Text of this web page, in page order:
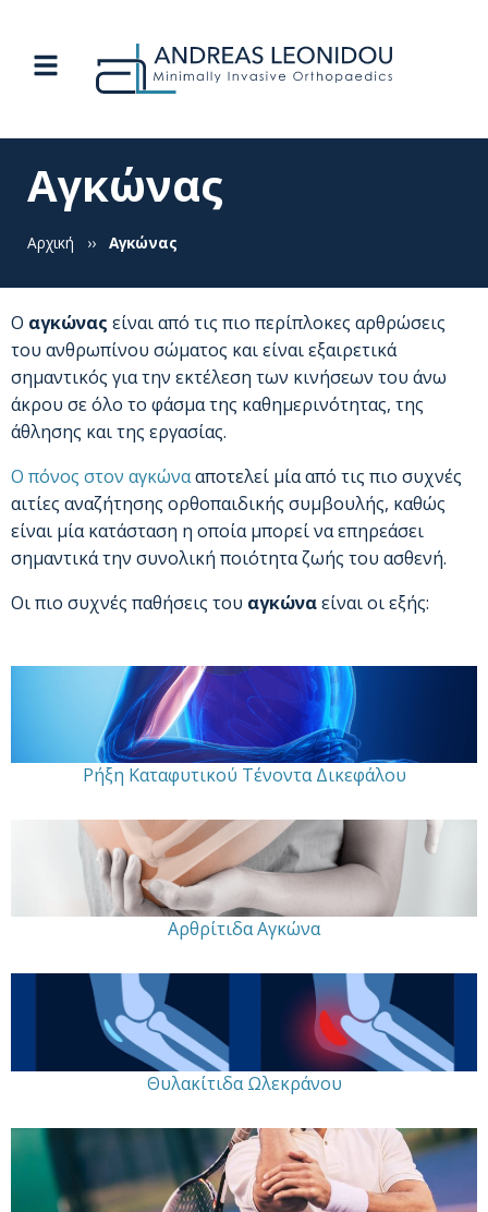
Αγκώνας
Αρχική ›› Αγκώνας
Ο αγκώνας είναι από τις πιο περίπλοκες αρθρώσεις
του ανθρωπίνου σώματος και είναι εξαιρετικά
σημαντικός για την εκτέλεση των κινήσεων του άνω
άκρου σε όλο το φάσμα της καθημερινότητας, της
άθλησης και της εργασίας.
Ο πόνος στον αγκώνααποτελεί μία από τις πιο συχνές
αιτίες αναζήτησης ορθοπαιδικής συμβουλής, καθώς
είναι μία κατάσταση η οποία μπορεί να επηρεάσει
σημαντικά την συνολική ποιότητα ζωής του ασθενή.
Οι πιο συχνές παθήσεις του αγκώναείναι οι εξής:
Ρήξη Καταφυτικού Τένοντα Δικεφάλου
Αρθρίτιδα Αγκώνα
Θυλακίτιδα Ωλεκράνου